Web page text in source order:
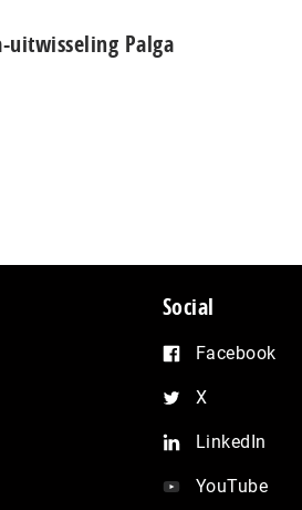
uitwisseling Palga
Social
Facebook
X
LinkedIn
YouTube